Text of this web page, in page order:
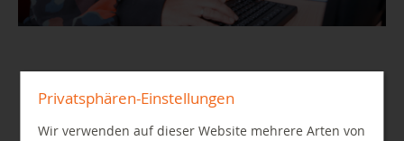
Privatsphären-Einstellungen
Wir verwenden auf dieser Website mehrere Arten von